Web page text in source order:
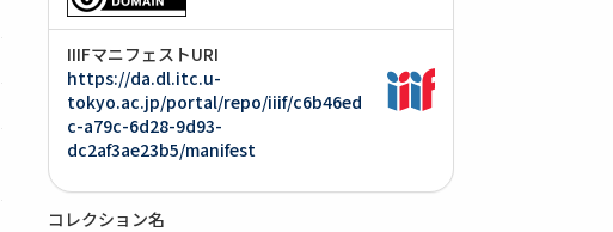
IIIFマニフェストURI
https://da.dl.itc.u-
tokyo.ac.jp/portal/repo/iiif/c6b46ed
c-a79c-6d28-9d93-
dc2af3ae23b5/manifest
コレクション名